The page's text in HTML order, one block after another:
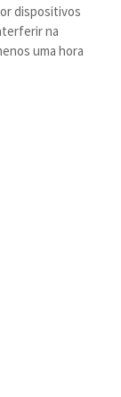
dispositivos
na
uma hora